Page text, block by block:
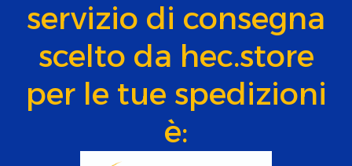
servizio di consegna
scelto da hec.store
per le tue spedizioni
è: